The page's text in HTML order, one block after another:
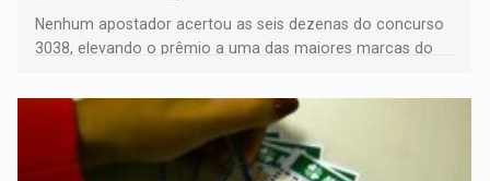
Nenhum apostador acertou as seis dezenas do concurso
3038, elevando o prêmio a uma das maiores marcas do